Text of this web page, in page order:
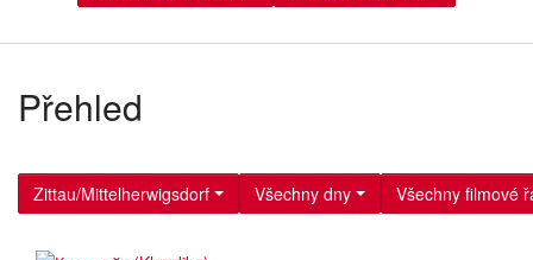
Přehled
Zittau/Mittelherwigsdorf Všechny dny Všechny filmové